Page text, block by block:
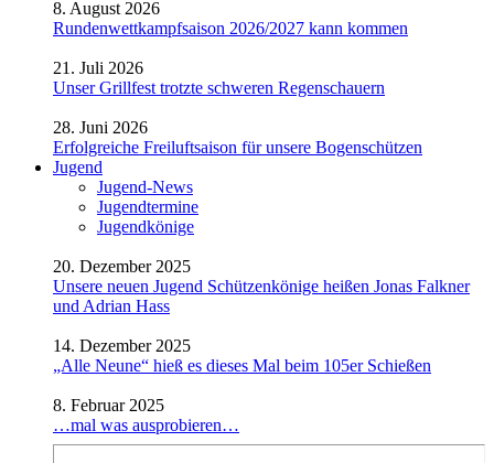
8. August 2026
Rundenwettkampfsaison 2026/2027 kann kommen
21. Juli 2026
Unser Grillfest trotzte schweren Regenschauern
28. Juni 2026
Erfolgreiche Freiluftsaison für unsere Bogenschützen
Jugend
Jugend-News
Jugendtermine
Jugendkönige
20. Dezember 2025
Unsere neuen Jugend Schützenkönige heißen Jonas Falkner
und Adrian Hass
14. Dezember 2025
„Alle Neune“ hieß es dieses Mal beim 105er Schießen
8. Februar 2025
…mal was ausprobieren…